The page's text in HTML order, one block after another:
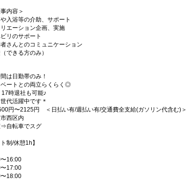
内容＞
や入浴等の介助、サポート
リエーション企画、実施
ビリのサポート
者さんとのコミュニケーション
（できる方のみ）
は日勤帯のみ！
ベートとの両立らくらく◎
17時退社も可能♪
代活躍中です＊
円〜2125円 ＜日払い有/週払い有/交通費全支給(ガソリン代含む)＞
西区内
自転車でスグ
ト制/休憩1h】
〜16:00
〜17:00
〜18:00